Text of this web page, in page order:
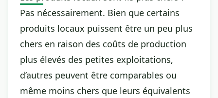
Pas nécessairement. Bien que certains
produits locaux puissent être un peu plus
chers en raison des coûts de production
plus élevés des petites exploitations,
d’autres peuvent être comparables ou
même moins chers que leurs équivalents